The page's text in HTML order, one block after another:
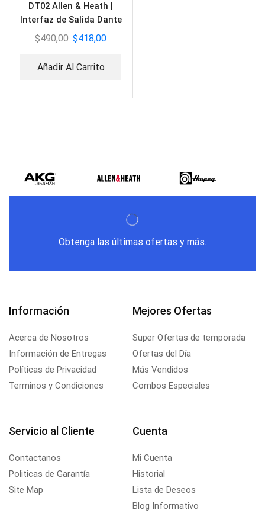
DT02 Allen & Heath |
Interfaz de Salida Dante
$490,00 $418,00
Añadir Al Carrito
Obtenga las últimas ofertas y más.
Información
Acerca de Nosotros
Información de Entregas
Políticas de Privacidad
Terminos y Condiciones
Mejores Ofertas
Super Ofertas de temporada
Ofertas del Día
Más Vendidos
Combos Especiales
Servicio al Cliente
Contactanos
Politicas de Garantía
Site Map
Cuenta
Mi Cuenta
Historial
Lista de Deseos
Blog Informativo